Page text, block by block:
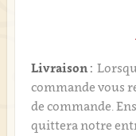
Livraison :
commande vous
de commande.
quittera notre